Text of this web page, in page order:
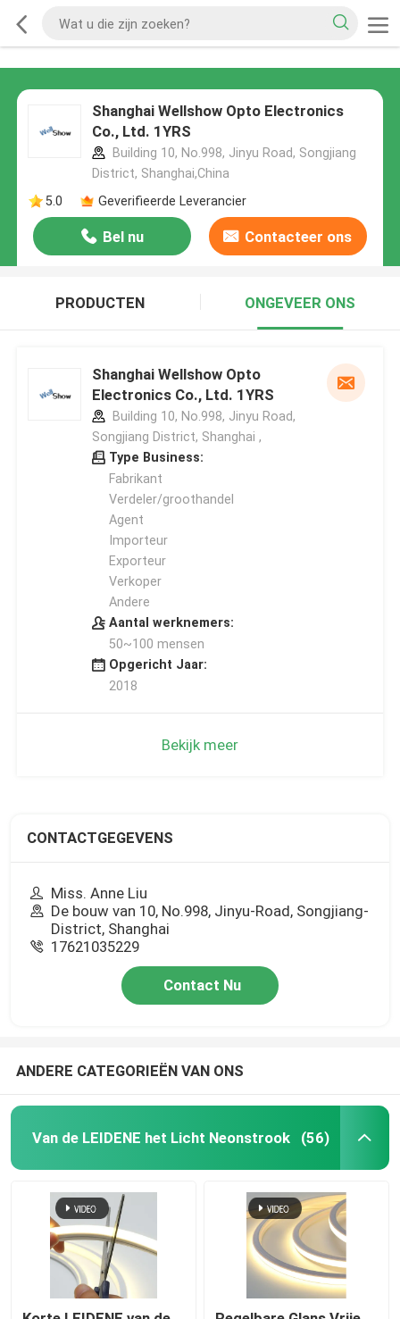
Shanghai Wellshow Opto Electronics
Co., Ltd. 1YRS
Building 10, No.998, Jinyu Road, Songjiang
District, Shanghai,China
5.0
Geverifieerde Leverancier
Bel nu Contacteer ons
PRODUCTEN ONGEVEER ONS
Shanghai Wellshow Opto
Electronics Co., Ltd. 1YRS
Building 10, No.998, Jinyu Road,
Songjiang District, Shanghai ,
Type Business:
Fabrikant
Verdeler/groothandel
Agent
Importeur
Exporteur
Verkoper
Andere
Aantal werknemers:
50~100 mensen
Opgericht Jaar:
2018
Bekijk meer
CONTACTGEGEVENS
Miss. Anne Liu
De bouw van 10, No.998, Jinyu-Road, Songjiang-
District, Shanghai
17621035229
Contact Nu
ANDERE CATEGORIEËN VAN ONS
Van de LEIDENE het Licht Neonstrook (56)